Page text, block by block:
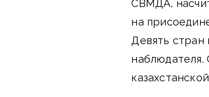
СВМДА,
на
Девять стран
наблюдателя.